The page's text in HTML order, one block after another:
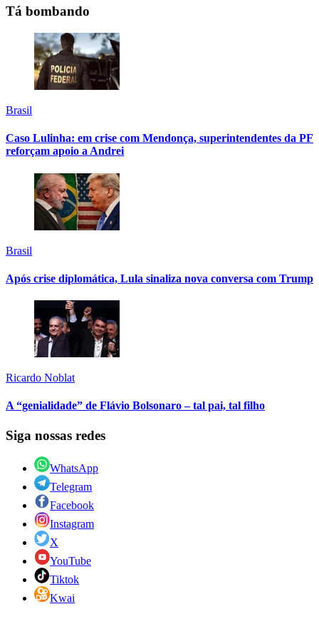
Tá bombando
Brasil
Caso Lulinha: em crise com Mendonça, superintendentes da PF
reforçam apoio a Andrei
Brasil
Após crise diplomática, Lula sinaliza nova conversa com Trump
Ricardo Noblat
A “genialidade” de Flávio Bolsonaro – tal pai, tal filho
Siga nossas redes
WhatsApp
Telegram
Facebook
Instagram
X
YouTube
Tiktok
Kwai